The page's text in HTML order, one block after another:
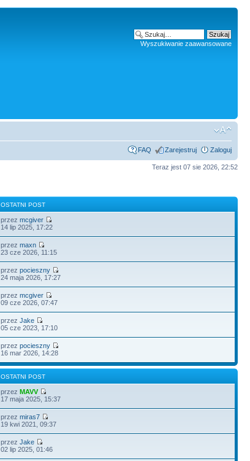
Wyszukiwanie zaawansowane
FAQ Zarejestruj Zaloguj
Teraz jest 07 sie 2026, 22:52
OSTATNI POST
przezmcgiver
14 lip 2025, 17:22
przezmaxn
23 cze 2026, 11:15
przezpocieszny
24 maja 2026, 17:27
przezmcgiver
09 cze 2026, 07:47
przezJake
05 cze 2023, 17:10
przezpocieszny
16 mar 2026, 14:28
OSTATNI POST
przezMAVV
17 maja 2025, 15:37
przezmiras7
19 kwi 2021, 09:37
przezJake
02 lip 2025, 01:46